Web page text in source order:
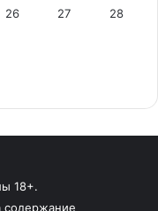
26 27 28
18+.
содержание